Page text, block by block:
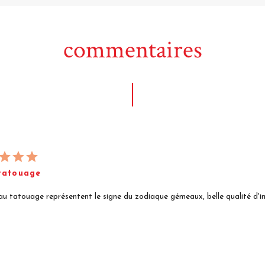
commentaires
tatouage représentent le signe du zodiaque gémeaux, belle qualité